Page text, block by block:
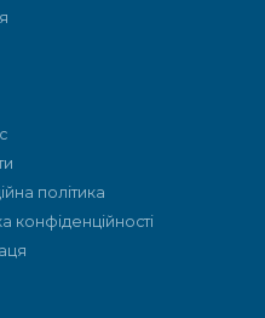
політика
конфіденційності